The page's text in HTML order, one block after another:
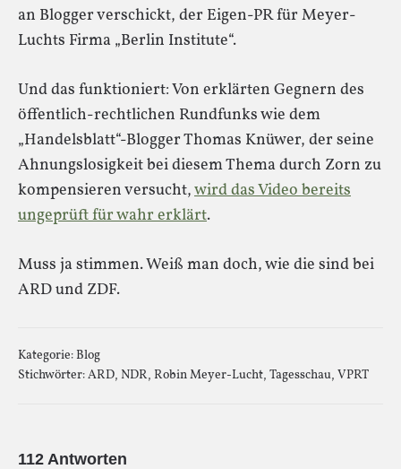
an Blogger verschickt, der Eigen-PR für Meyer-
Luchts Firma „Berlin Institute“.
Und das funktioniert: Von erklärten Gegnern des
öffentlich-rechtlichen Rundfunks wie dem
„Handelsblatt“-Blogger Thomas Knüwer, der seine
Ahnungslosigkeit bei diesem Thema durch Zorn zu
kompensieren versucht,wird das Video bereits
ungeprüft für wahr erklärt.
Muss ja stimmen. Weiß man doch, wie die sind bei
ARD und ZDF.
Kategorie:Blog
Stichwörter:ARD, NDR, Robin Meyer-Lucht, Tagesschau, VPRT
112 Antworten